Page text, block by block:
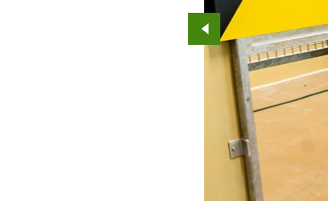
Przejdź do